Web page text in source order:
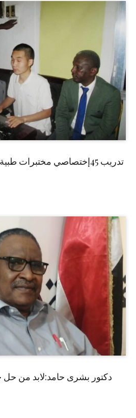
تدريب 45إختصاصي مختبرات
دكتور بشرى حامد:لابد من